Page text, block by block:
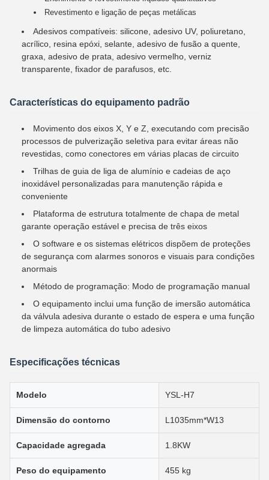
Revestimento e ligação de peças metálicas
Adesivos compatíveis: silicone, adesivo UV, poliuretano,
acrílico, resina epóxi, selante, adesivo de fusão a quente,
graxa, adesivo de prata, adesivo vermelho, verniz
transparente, fixador de parafusos, etc.
Características do equipamento padrão
Movimento dos eixos X, Y e Z, executando com precisão
processos de pulverização seletiva para evitar áreas não
revestidas, como conectores em várias placas de circuito
Trilhas de guia de liga de alumínio e cadeias de aço
inoxidável personalizadas para manutenção rápida e
conveniente
Plataforma de estrutura totalmente de chapa de metal
garante operação estável e precisa de três eixos
O software e os sistemas elétricos dispõem de proteções
de segurança com alarmes sonoros e visuais para condições
anormais
Método de programação: Modo de programação manual
O equipamento inclui uma função de imersão automática
da válvula adesiva durante o estado de espera e uma função
de limpeza automática do tubo adesivo
Especificações técnicas
Modelo YSL-H7
Dimensão do contorno L1035mm*W13
Capacidade agregada 1.8KW
Peso do equipamento 455 kg